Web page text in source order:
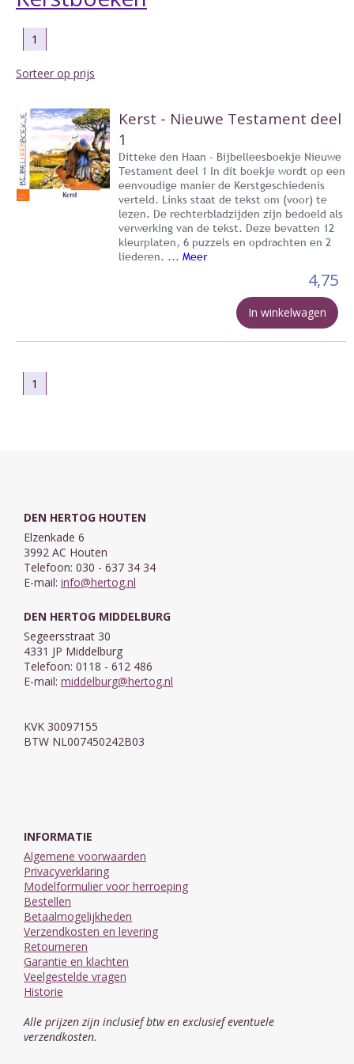
1
Sorteer op prijs
Kerst - Nieuwe Testament deel
1
Ditteke den Haan - Bijbelleesboekje Nieuwe
Testament deel 1 In dit boekje wordt op een
eenvoudige manier de Kerstgeschiedenis
verteld. Links staat de tekst om (voor) te
lezen. De rechterbladzijden zijn bedoeld als
verwerking van de tekst. Deze bevatten 12
kleurplaten, 6 puzzels en opdrachten en 2
liederen. ... Meer
4,75
In winkelwagen
1
DEN HERTOG HOUTEN
Elzenkade 6
3992 AC Houten
Telefoon: 030 - 637 34 34
E-mail: info@hertog.nl
DEN HERTOG MIDDELBURG
Segeersstraat 30
4331 JP Middelburg
Telefoon: 0118 - 612 486
E-mail: middelburg@hertog.nl
KVK 30097155
BTW NL007450242B03
INFORMATIE
Algemene voorwaarden
Privacyverklaring
Modelformulier voor herroeping
Bestellen
Betaalmogelijkheden
Verzendkosten en levering
Retourneren
Garantie en klachten
Veelgestelde vragen
Historie
Alle prijzen zijn inclusief btw en exclusief eventuele
verzendkosten.